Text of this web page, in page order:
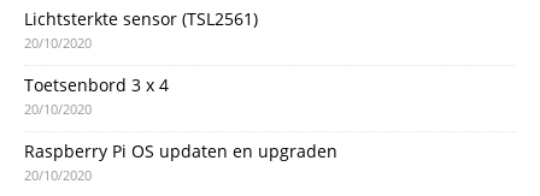
Lichtsterkte sensor (TSL2561)
20/10/2020
Toetsenbord 3 x 4
20/10/2020
Raspberry Pi OS updaten en upgraden
20/10/2020